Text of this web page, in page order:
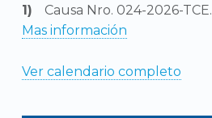
Causa Nro. 024-2026-TCE.
Mas información
Ver calendario completo